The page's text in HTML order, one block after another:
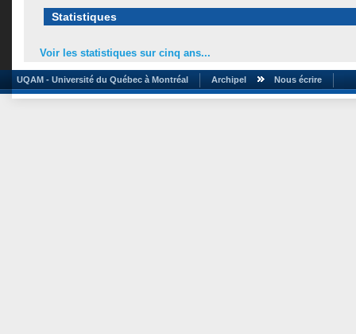
Statistiques
Voir les statistiques sur cinq ans...
UQAM - Université du Québec à Montréal Archipel Nous écrire